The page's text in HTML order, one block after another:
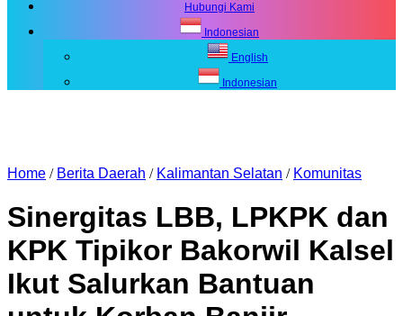
Hubungi Kami
Indonesian
English
Indonesian
Home / Berita Daerah / Kalimantan Selatan / Komunitas
Sinergitas LBB, LPKPK dan
KPK Tipikor Bakorwil Kalsel
Ikut Salurkan Bantuan